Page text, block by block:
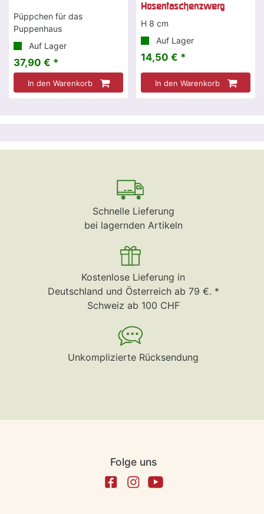
Püppchen für das
Puppenhaus
Auf Lager
37,90 € *
In den Warenkorb
Hosentaschenzwerg
H 8 cm
Auf Lager
14,50 € *
In den Warenkorb
Schnelle Lieferung
bei lagernden Artikeln
Kostenlose Lieferung in
Deutschland und Österreich ab 79 €. *
Schweiz ab 100 CHF
Unkomplizierte Rücksendung
Folge uns